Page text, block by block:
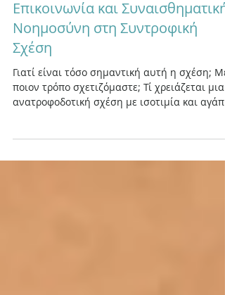
Επικοινωνία και Συναισθηματική
Νοημοσύνη στη Συντροφική
Σχέση
Γιατί είναι τόσο σημαντική αυτή η σχέση; Με
ανατροφοδοτική σχέση με ισοτιμία και